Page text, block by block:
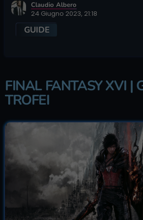
Claudio Albero
24 Giugno 2023, 21:18
GUIDE
FINAL FANTASY XVI |
TROFEI